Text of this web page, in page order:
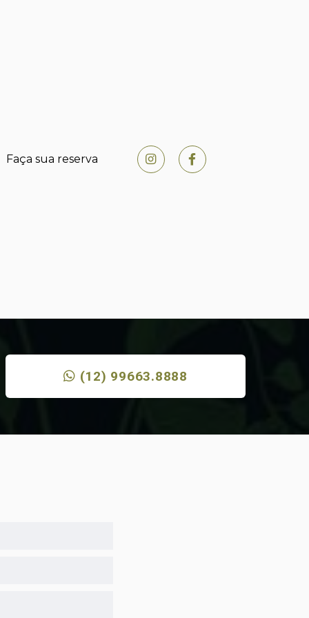
Faça sua reserva
(12) 99663.8888